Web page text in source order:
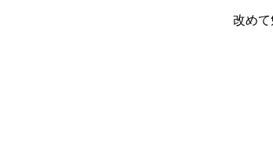
改め